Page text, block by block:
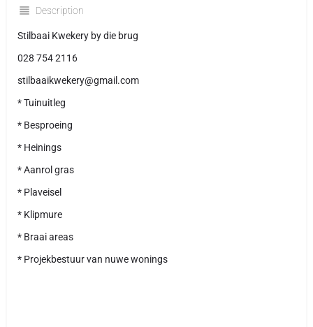
Description
Stilbaai Kwekery by die brug
028 754 2116
stilbaaikwekery@gmail.com
* Tuinuitleg
* Besproeing
* Heinings
* Aanrol gras
* Plaveisel
* Klipmure
* Braai areas
* Projekbestuur van nuwe wonings